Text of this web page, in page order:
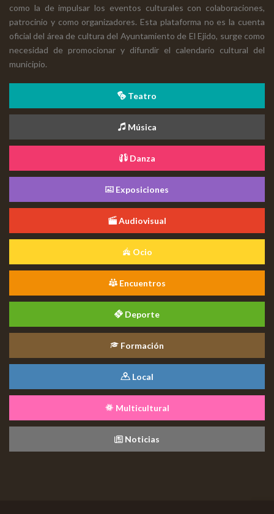
como la de impulsar los eventos culturales con colaboraciones,
patrocinio y como organizadores. Esta plataforma no es la cuenta
oficial del área de cultura del Ayuntamiento de El Ejido, surge como
necesidad de promocionar y difundir el calendario cultural del
municipio.
Teatro
Música
Danza
Exposiciones
Audiovisual
Ocio
Encuentros
Deporte
Formación
Local
Multicultural
Noticias